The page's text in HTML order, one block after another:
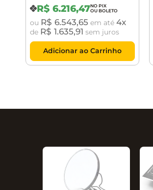
Digital Cromado
Crismoe
R$ 6.216,47
ou R$ 6.543,65 em até 4
de R$ 1.635,91 sem juros
Adicionar ao Carrinho